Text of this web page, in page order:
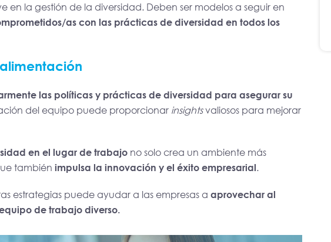
en la gestión de la diversidad. Deben ser modelos a seguir en
as con las prácticas de diversidad en todos los
las políticas y prácticas de diversidad para asegurar su
del equipo puede proporcionar insightsvaliosos para mejorar
en el lugar de trabajo no solo crea un ambiente más
también impulsa la innovación y el éxito empresarial.
estrategias puede ayudar a las empresas a aprovechar al
de trabajo diverso.